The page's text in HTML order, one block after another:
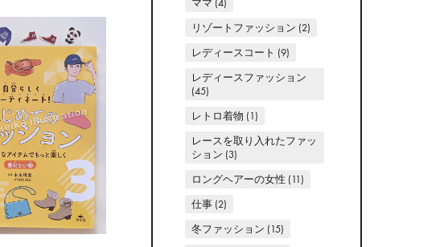
ママ (4)
リゾートファッション (2)
レディースコート (9)
レディースファッション
(45)
レトロ着物 (1)
レースを取り入れたファッ
ション (3)
ロングヘアーの女性 (11)
仕事(2)
冬ファッション (15)